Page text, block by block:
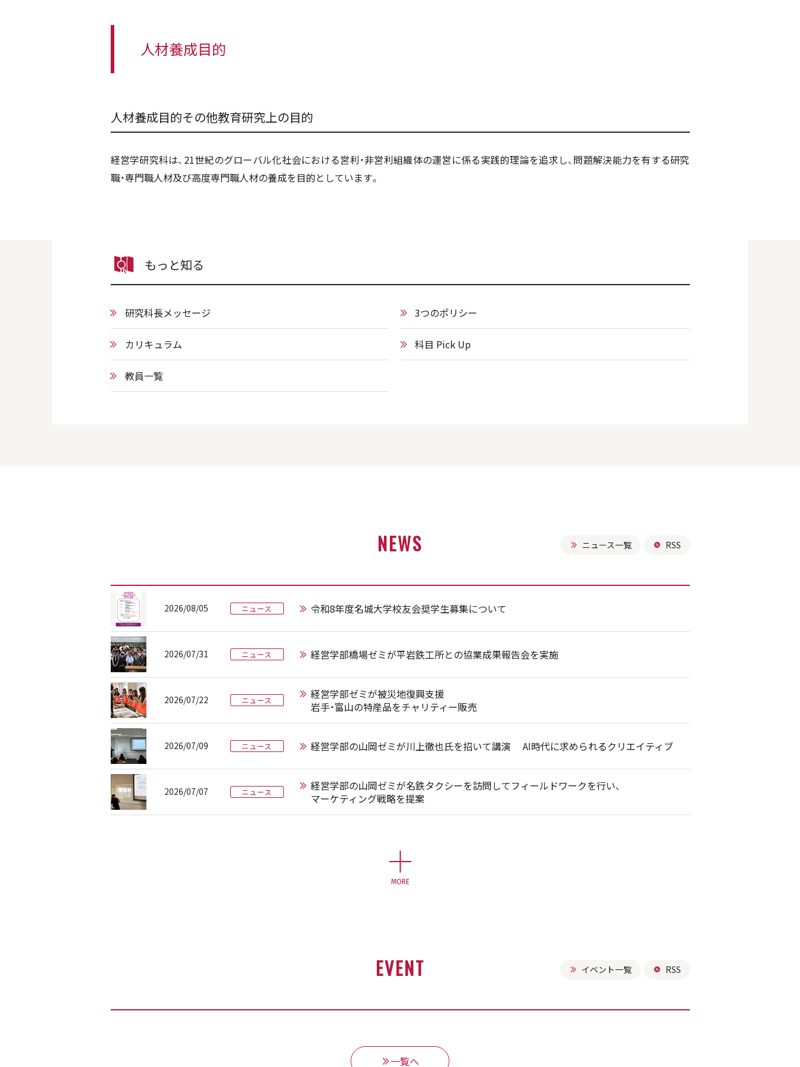
人材養成目的
人材養成目的その他教育研究上の目的
経営学研究科は、21世紀のグローバル化社会における営利・非営利組織体の運営に係る実践的理論を追求し、問題解決能力を有する研究
職・専門職人材及び高度専門職人材の養成を目的としています。
もっと知る
研究科長メッセージ 3つのポリシー
カリキュラム 科目 Pick Up
教員一覧
NEWS ニュース一覧 RSS
2026/08/05 ニュース 令和8年度名城大学校友会奨学生募集について
2026/07/31 ニュース 経営学部橋場ゼミが平岩鉄工所との協業成果報告会を実施
2026/07/22 ニュース
経営学部ゼミが被災地復興支援
岩手・富山の特産品をチャリティー販売
2026/07/09 ニュース 経営学部の山岡ゼミが川上徹也氏を招いて講演 AI時代に求められるクリエイティブ
2026/07/07 ニュース
経営学部の山岡ゼミが名鉄タクシーを訪問してフィールドワークを行い、
マーケティング戦略を提案
MORE
EVENT イベント一覧 RSS
一覧へ